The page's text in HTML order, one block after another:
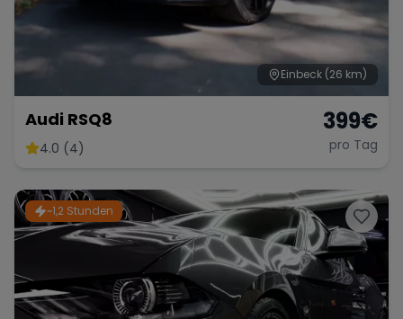
Einbeck (26 km)
Audi RSQ8
4.0 (4)
399€
pro Tag
~1,2 Stunden